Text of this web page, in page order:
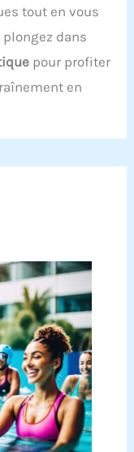
tout en vous
dans
pour profiter
en